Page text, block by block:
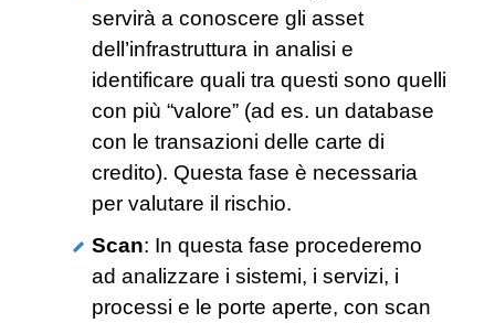
servirà a conoscere gli asset
dell’infrastruttura in analisi e
identificare quali tra questi sono quelli
con più “valore” (ad es. un database
con le transazioni delle carte di
credito). Questa fase è necessaria
per valutare il rischio.
Scan: In questa fase procederemo
ad analizzare i sistemi, i servizi, i
processi e le porte aperte, con scan